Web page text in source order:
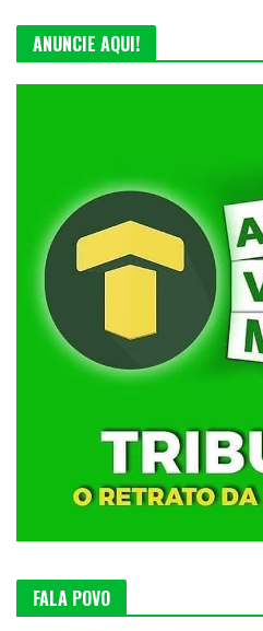
ANUNCIE AQUI!
FALA POVO